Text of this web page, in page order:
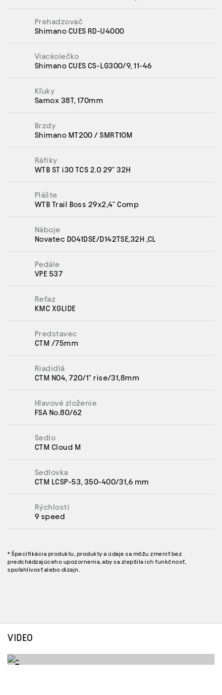
Prehadzovač
Shimano CUES RD-U4000
Viackolečko
Shimano CUES CS-LG300/9, 11-46
Kľuky
Samox 38T, 170mm
Brzdy
Shimano MT200 / SMRT10M
Ráfiky
WTB ST i30 TCS 2.0 29" 32H
Plášte
WTB Trail Boss 29x2,4" Comp
Náboje
Novatec D041DSE/D142TSE,32H ,CL
Pedále
VPE 537
Reťaz
KMC XGLIDE
Predstavec
CTM /75mm
Riadidlá
CTM N04, 720/1" rise/31,8mm
Hlavové zloženie
FSA No.80/62
Sedlo
CTM Cloud M
Sedlovka
CTM LCSP-53, 350-400/31,6 mm
Rýchlosti
9 speed
* Špecifikácia produktu, produkty a údaje sa môžu zmeniť bez
predchádzajúceho upozornenia, aby sa zlepšila ich funkčnosť,
spoľahlivosť alebo dizajn.
VIDEO
-